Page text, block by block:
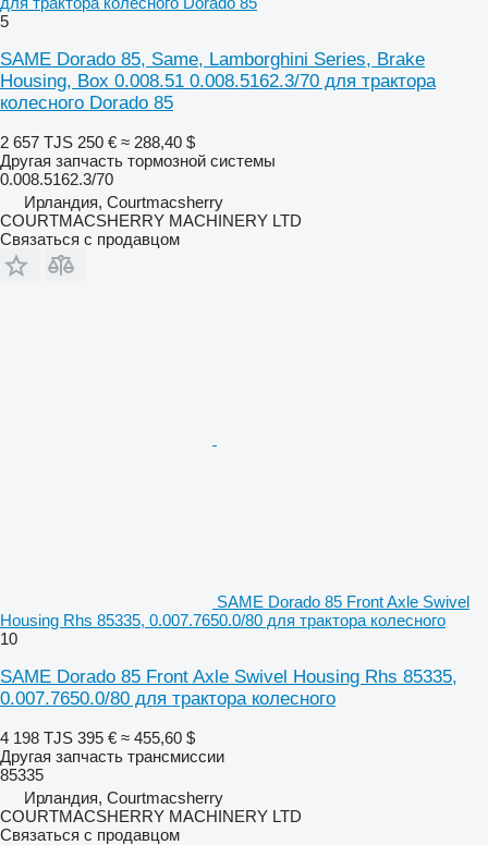
5
SAME Dorado 85, Same, Lamborghini Series, Brake
Housing, Box 0.008.51 0.008.5162.3/70 для трактора
колесного Dorado 85
2 657 TJS 250 € ≈ 288,40 $
Другая запчасть тормозной системы
0.008.5162.3/70
Ирландия, Courtmacsherry
COURTMACSHERRY MACHINERY LTD
Связаться с продавцом
SAME Dorado 85 Front Axle Swivel
Housing Rhs 85335, 0.007.7650.0/80 для трактора колесного
10
SAME Dorado 85 Front Axle Swivel Housing Rhs 85335,
0.007.7650.0/80 для трактора колесного
4 198 TJS 395 € ≈ 455,60 $
Другая запчасть трансмиссии
85335
Ирландия, Courtmacsherry
COURTMACSHERRY MACHINERY LTD
Связаться с продавцом